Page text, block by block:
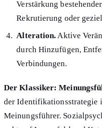
Verstärkung
Rekrutierung oder
Alteration.Aktive
durch Hinzufügen,
Verbindungen.
Der Klassiker:
der Identifikationsstrategie
Meinungsführer.